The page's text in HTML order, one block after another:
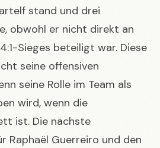
stand und drei
obwohl er nicht direkt an
Sieges beteiligt war. Diese
seine offensiven
seine Rolle im Team als
wird, wenn die
ist. Die nächste
Raphaël Guerreiro und den